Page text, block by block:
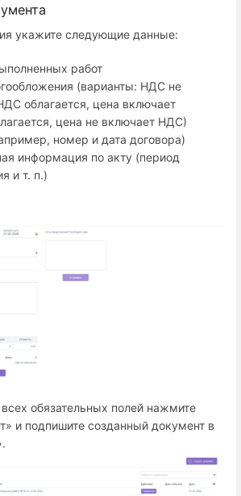
укажите следующие данные:
работ
(варианты: НДС не
облагается, цена включает
цена не включает НДС)
номер и дата договора)
информация по акту (период
и т. п.)
обязательных полей нажмите
и подпишите созданный документ в